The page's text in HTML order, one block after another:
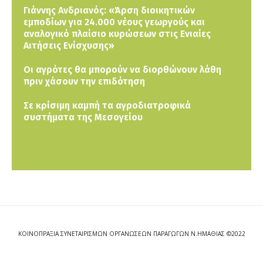
Γιάννης Ανδριανός: «Άρση διοικητικών
εμποδίων για 24.000 νέους γεωργούς και
αναλογικό πλαίσιο κυρώσεων στις Ενιαίες
Αιτήσεις Ενίσχυσης»
Οι αγρότες θα μπορούν να διορθώνουν λάθη
πριν χάσουν την επιδότηση
Σε κρίσιμη καμπή τα αγροδιατροφικά
συστήματα της Μεσογείου
ΚΟΙΝΟΠΡΑΞΙΑ ΣΥΝΕΤΑΙΡΙΣΜΩΝ ΟΡΓΑΝΩΣΕΩΝ ΠΑΡΑΓΩΓΩΝ Ν.ΗΜΑΘΙΑΣ ©2022